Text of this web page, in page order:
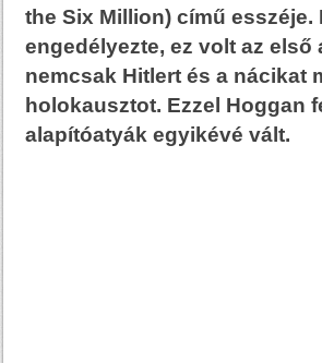
the Six Million) című
engedélyezte, ez volt az
nemcsak Hitlert és a nácikat
holokausztot. Ezzel Hoggan
alapítóatyák egyikévé vált.